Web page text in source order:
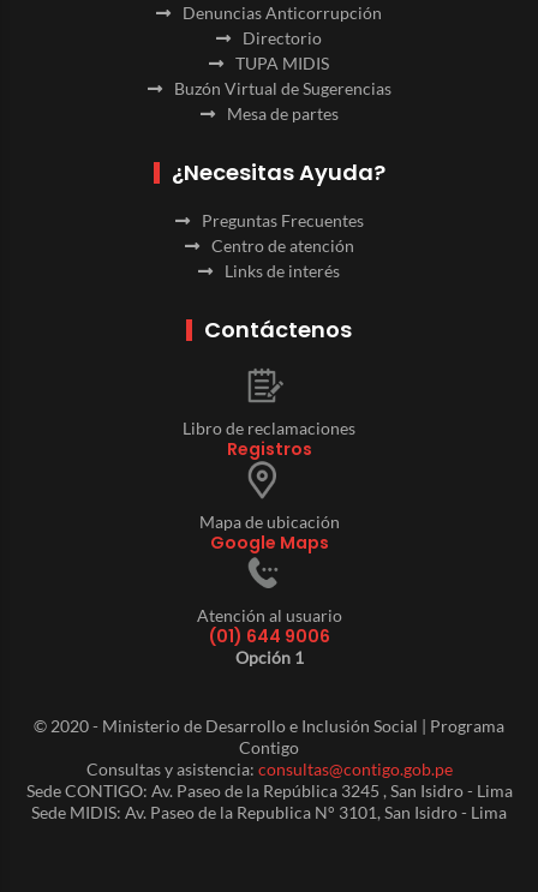
Denuncias Anticorrupción
Directorio
TUPA MIDIS
Buzón Virtual de Sugerencias
Mesa de partes
¿Necesitas Ayuda?
Preguntas Frecuentes
Centro de atención
Links de interés
Contáctenos
Libro de reclamaciones
Registros
Mapa de ubicación
Google Maps
Atención al usuario
(01) 644 9006
Opción 1
© 2020 - Ministerio de Desarrollo e Inclusión Social | Programa
Contigo
Consultas y asistencia: consultas@contigo.gob.pe
Sede CONTIGO: Av. Paseo de la República 3245 , San Isidro - Lima
Sede MIDIS: Av. Paseo de la Republica N° 3101, San Isidro - Lima